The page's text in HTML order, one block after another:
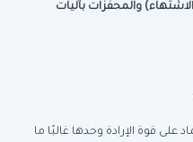
والمحفزات بآليات
على قوة الإرادة وحدها غالبًا ما